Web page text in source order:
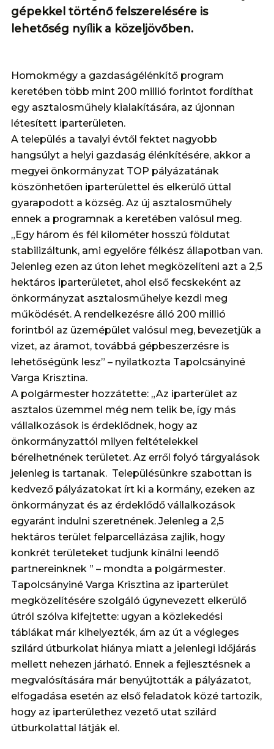
gépekkel történő felszerelésére is
lehetőség nyílik a közeljövőben.
Homokmégy a gazdaságélénkítő program
keretében több mint 200 millió forintot fordíthat
egy asztalosműhely kialakítására, az újonnan
létesített iparterületen.
A település a tavalyi évtől fektet nagyobb
hangsúlyt a helyi gazdaság élénkítésére, akkor a
megyei önkormányzat TOP pályázatának
köszönhetően iparterülettel és elkerülő úttal
gyarapodott a község. Az új asztalosműhely
ennek a programnak a keretében valósul meg.
„Egy három és fél kilométer hosszú földutat
stabilizáltunk, ami egyelőre félkész állapotban van.
Jelenleg ezen az úton lehet megközelíteni azt a 2,5
hektáros iparterületet, ahol első fecskeként az
önkormányzat asztalosműhelye kezdi meg
működését. A rendelkezésre álló 200 millió
forintból az üzemépület valósul meg, bevezetjük a
vizet, az áramot, továbbá gépbeszerzésre is
lehetőségünk lesz” – nyilatkozta Tapolcsányiné
Varga Krisztina.
A polgármester hozzátette: „Az iparterület az
asztalos üzemmel még nem telik be, így más
vállalkozások is érdeklődnek, hogy az
önkormányzattól milyen feltételekkel
bérelhetnének területet. Az erről folyó tárgyalások
jelenleg is tartanak. Településünkre szabottan is
kedvező pályázatokat írt ki a kormány, ezeken az
önkormányzat és az érdeklődő vállalkozások
egyaránt indulni szeretnének. Jelenleg a 2,5
hektáros terület felparcellázása zajlik, hogy
konkrét területeket tudjunk kínálni leendő
partnereinknek ” – mondta a polgármester.
Tapolcsányiné Varga Krisztina az iparterület
megközelítésére szolgáló úgynevezett elkerülő
útról szólva kifejtette: ugyan a közlekedési
táblákat már kihelyezték, ám az út a végleges
szilárd útburkolat hiánya miatt a jelenlegi időjárás
mellett nehezen járható. Ennek a fejlesztésnek a
megvalósítására már benyújtották a pályázatot,
elfogadása esetén az első feladatok közé tartozik,
hogy az iparterülethez vezető utat szilárd
útburkolattal látják el.